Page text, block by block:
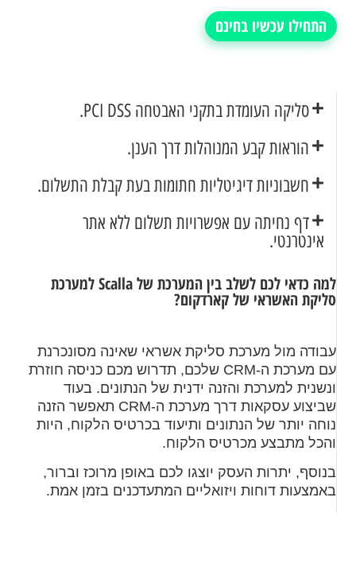
התחילו עכשיו בחינם
סליקה העומדת בתקני האבטחה PCI DSS.
הוראות קבע המנוהלות דרך הענן.
חשבוניות דיגיטליות חתומות בעת קבלת התשלום.
דף נחיתה עם אפשרויות תשלום ללא אתר
אינטרנטי.
למה כדאי לכם לשלב בין המערכת של Scalla למערכת
סליקת האשראי של קארדקום?
עבודה מול מערכת סליקת אשראי שאינה מסונכרנת
עם מערכת ה-CRM שלכם, תדרוש מכם כניסה חוזרת
ונשנית למערכת והזנה ידנית של הנתונים. בעוד
שביצוע עסקאות דרך מערכת ה-CRM תאפשר הזנה
נוחה יותר של הנתונים ותיעוד בכרטיס הלקוח, היות
והכל מתבצע מכרטיס הלקוח.
בנוסף, יתרות העסק יוצגו לכם באופן מרוכז וברור,
באמצעות דוחות ויזואליים המתעדכנים בזמן אמת.